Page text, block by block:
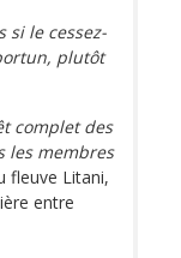
si le cessez-
plutôt
complet des
les membres
fleuve Litani,
entre